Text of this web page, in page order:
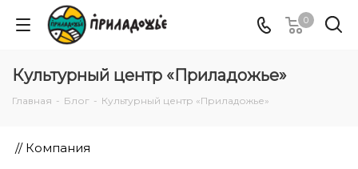
0
Культурный центр «Приладожье»
Главная - Блог - Культурный центр «Приладожье»
// Компания